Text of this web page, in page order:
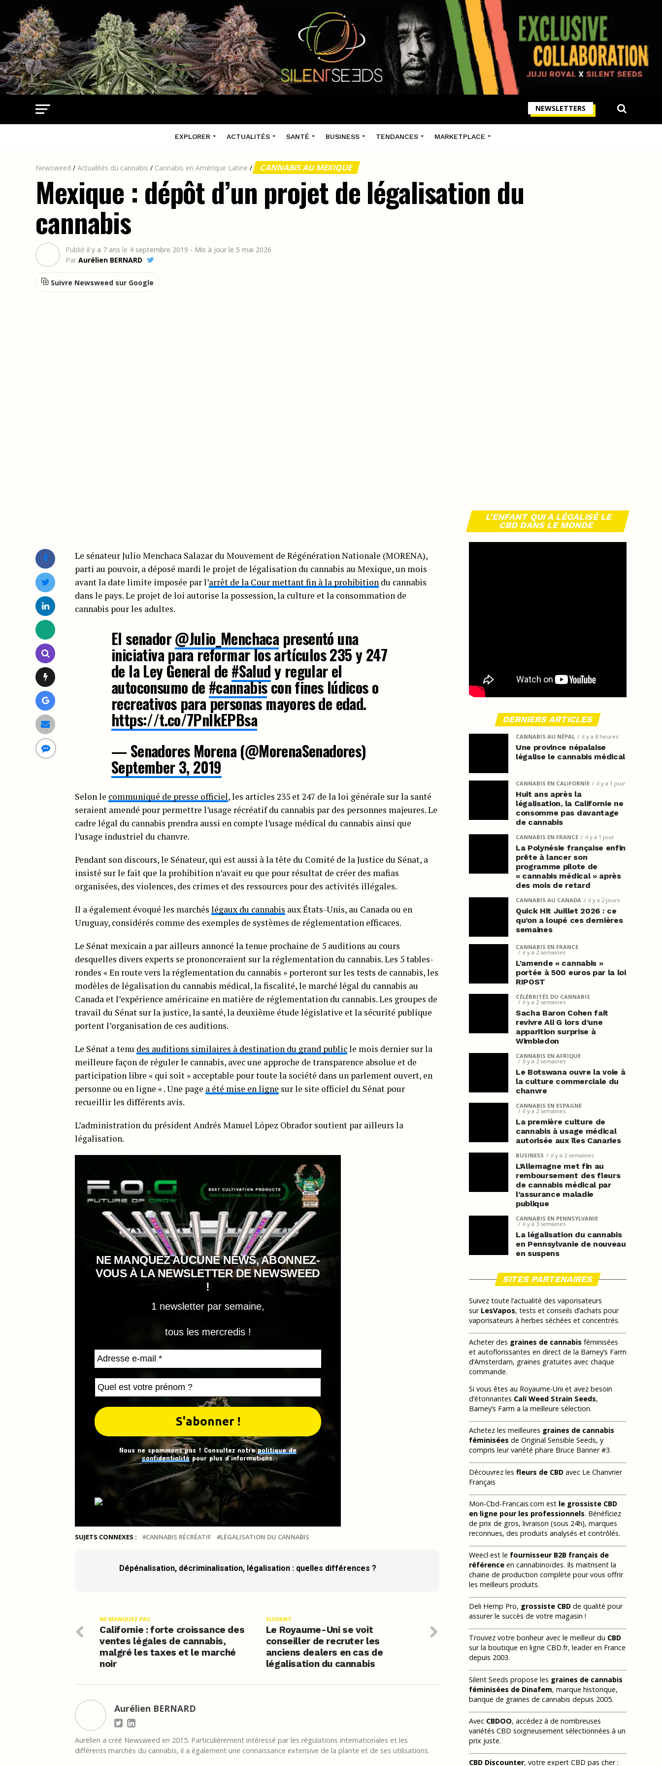
NEWSLETTERS
EXPLORER ACTUALITÉS SANTÉ BUSINESS TENDANCES MARKETPLACE
Newsweed / Actualités du cannabis / Cannabis en Amérique Latine / CANNABIS AU MEXIQUE
Mexique : dépôt d’un projet de légalisation du
cannabis
Publié il y a 7 ans le 4 septembre 2019 - Mis à jour le 5 mai 2026
Par Aurélien BERNARD
Suivre Newsweed sur Google
Le sénateur Julio Menchaca Salazar du Mouvement de Régénération Nationale (MORENA),
parti au pouvoir, a déposé mardi le projet de légalisation du cannabis au Mexique, un mois
avant la date limite imposée par l’arrêt de la Cour mettant fin à la prohibition du cannabis
dans le pays. Le projet de loi autorise la possession, la culture et la consommation de
cannabis pour les adultes.
El senador@Julio_Menchaca presentó una
iniciativa para reformar los artículos 235 y 247
de la Ley General de #Saludy regular el
autoconsumo de #cannabiscon fines lúdicos o
recreativos para personas mayores de edad.
https://t.co/7PnIkEPBsa
— Senadores Morena (@MorenaSenadores)
September 3, 2019
Selon le communiqué de presse officiel, les articles 235 et 247 de la loi générale sur la santé
seraient amendé pour permettre l’usage récréatif du cannabis par des personnes majeures. Le
cadre légal du cannabis prendra aussi en compte l’usage médical du cannabis ainsi que
l’usage industriel du chanvre.
Pendant son discours, le Sénateur, qui est aussi à la tête du Comité de la Justice du Sénat, a
insisté sur le fait que la prohibition n’avait eu que pour résultat de créer des mafias
organisées, des violences, des crimes et des ressources pour des activités illégales.
Il a également évoqué les marchés légaux du cannabis aux États-Unis, au Canada ou en
Uruguay, considérés comme des exemples de systèmes de réglementation efficaces.
Le Sénat mexicain a par ailleurs annoncé la tenue prochaine de 5 auditions au cours
desquelles divers experts se prononceraient sur la réglementation du cannabis. Les 5 tables-
rondes « En route vers la réglementation du cannabis » porteront sur les tests de cannabis, les
modèles de légalisation du cannabis médical, la fiscalité, le marché légal du cannabis au
Canada et l’expérience américaine en matière de réglementation du cannabis. Les groupes de
travail du Sénat sur la justice, la santé, la deuxième étude législative et la sécurité publique
portent l’organisation de ces auditions.
Le Sénat a tenu des auditions similaires à destination du grand publicle mois dernier sur la
meilleure façon de réguler le cannabis, avec une approche de transparence absolue et de
participation libre « qui soit » acceptable pour toute la société dans un parlement ouvert, en
personne ou en ligne « . Une page a été mise en ligne sur le site officiel du Sénat pour
recueillir les différents avis.
L’administration du président Andrés Manuel López Obrador soutient par ailleurs la
légalisation.
NE MANQUEZ AUCUNE NEWS, ABONNEZ-
VOUS À LA NEWSLETTER DE NEWSWEED
!
1 newsletter par semaine,
tous les mercredis !
Nous ne spammons pas ! Consultez notrepolitique de
confidentialitépour plus d’informations.
SUJETS CONNEXES : CANNABIS RÉCRÉATIF LÉGALISATION DU CANNABIS
Dépénalisation, décriminalisation, légalisation : quelles différences ?
SUIVANT
Le Royaume-Uni se voit
conseiller de recruter les
anciens dealers en cas de
légalisation du cannabis
NE MANQUEZ PAS
Californie : forte croissance des
ventes légales de cannabis,
malgré les taxes et le marché
noir
Aurélien BERNARD
Aurélien a créé Newsweed en 2015. Particulièrement intéressé par les régulations internationales et les
différents marchés du cannabis, il a également une connaissance extensive de la plante et de ses utilisations.
L’ENFANT QUI A LÉGALISÉ LE
CBD DANS LE MONDE
DERNIERS ARTICLES
CANNABIS AU NÉPAL il y a 8 heures
Une province népalaise
légalise le cannabis médical
CANNABIS EN CALIFORNIE il y a 1 jour
Huit ans après la
légalisation, la Californie ne
consomme pas davantage
de cannabis
CANNABIS EN FRANCE il y a 1 jour
La Polynésie française enfin
prête à lancer son
programme pilote de
« cannabis médical » après
des mois de retard
CANNABIS AU CANADA il y a 2 jours
Quick Hit Juillet 2026 : ce
qu’on a loupé ces dernières
semaines
CANNABIS EN FRANCE
il y a 2 semaines
L’amende « cannabis »
portée à 500 euros par la loi
RIPOST
CÉLÉBRITÉS DU CANNABIS
il y a 2 semaines
Sacha Baron Cohen fait
revivre Ali G lors d’une
apparition surprise à
Wimbledon
CANNABIS EN AFRIQUE
il y a 2 semaines
Le Botswana ouvre la voie à
la culture commerciale du
chanvre
CANNABIS EN ESPAGNE
il y a 2 semaines
La première culture de
cannabis à usage médical
autorisée aux îles Canaries
BUSINESS il y a 2 semaines
L’Allemagne met fin au
remboursement des fleurs
de cannabis médical par
l’assurance maladie
publique
CANNABIS EN PENNSYLVANIE
il y a 3 semaines
La légalisation du cannabis
en Pennsylvanie de nouveau
en suspens
SITES PARTENAIRES
Suivez toute l’actualité des vaporisateurs
sur LesVapos, tests et conseils d’achats pour
vaporisateurs à herbes séchées et concentrés.
Acheter des graines de cannabis féminisées
et autoflorissantes en direct de la Barney’s Farm
d’Amsterdam, graines gratuites avec chaque
commande.
Si vous êtes au Royaume-Uni et avez besoin
d’étonnantes Cali Weed Strain Seeds,
Barney’s Farm a la meilleure sélection.
Achetez les meilleures graines de cannabis
féminisées de Original Sensible Seeds, y
compris leur variété phare Bruce Banner #3.
Découvrez les fleurs de CBD avec Le Chanvrier
Français
Mon-Cbd-Francais.com est le grossiste CBD
en ligne pour les professionnels. Bénéficiez
de prix de gros, livraison (sous 24h), marques
reconnues, des produits analysés et contrôlés.
Weecl est le fournisseur B2B français de
référence en cannabinoïdes. Ils maitrisent la
chaine de production complète pour vous offrir
les meilleurs produits.
Deli Hemp Pro, grossiste CBD de qualité pour
assurer le succès de votre magasin !
Trouvez votre bonheur avec le meilleur du CBD
sur la boutique en ligne CBD.fr, leader en France
depuis 2003.
Silent Seeds propose les graines de cannabis
féminisées de Dinafem, marque historique,
banque de graines de cannabis depuis 2005.
Avec CBDOO, accédez à de nombreuses
variétés CBD soigneusement sélectionnées à un
prix juste.
CBD Discounter, votre expert CBD pas cher :